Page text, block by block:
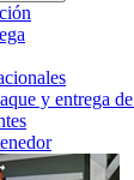
y entrega de